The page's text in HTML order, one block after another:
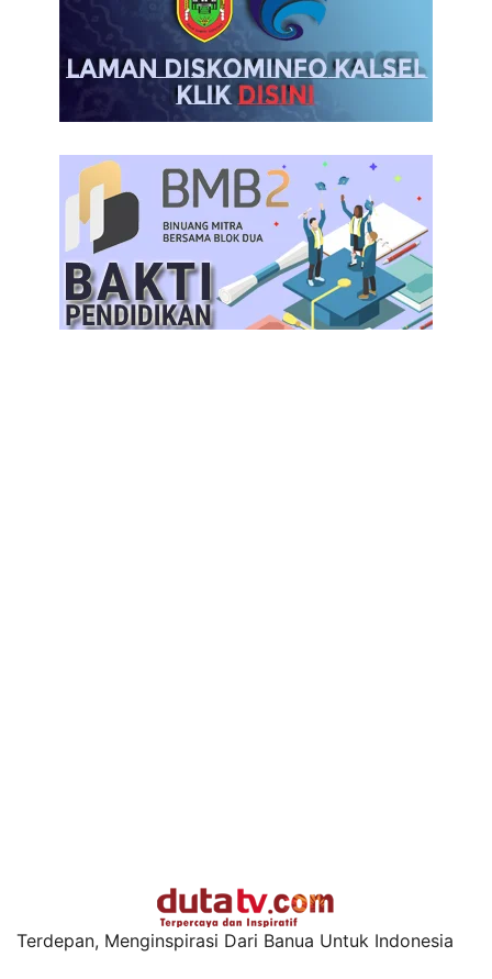
Terdepan, Menginspirasi Dari Banua Untuk Indonesia